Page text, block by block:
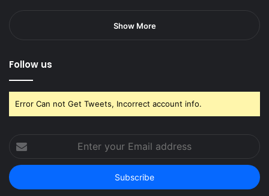
Show More
Follow us
Error Can not Get Tweets, Incorrect account info.
your
Email
address